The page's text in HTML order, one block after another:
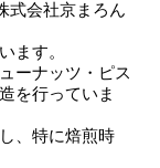
式会社京まろん
ます。
ーナッツ・ピス
を行っていま
、特に焙煎時